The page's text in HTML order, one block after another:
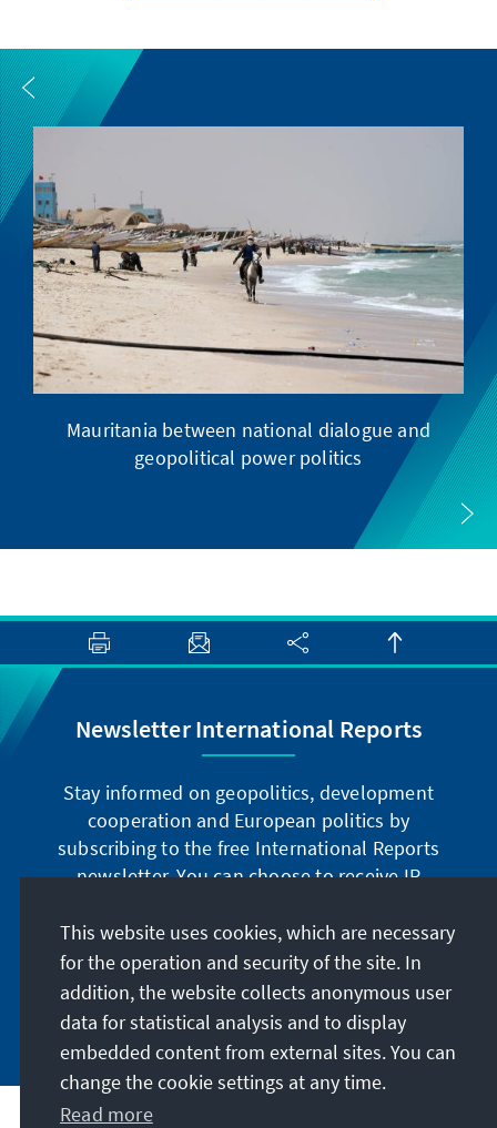
Mauritania between national dialogue and
geopolitical power politics
Newsletter International Reports
Stay informed on geopolitics, development
cooperation and European politics by
subscribing to the free International Reports
newsletter. You can choose to receive IR
German or have the print version sent to you in
German or English.
Jetzt abonnieren
This website uses cookies, which are necessary
for the operation and security of the site. In
addition, the website collects anonymous user
data for statistical analysis and to display
embedded content from external sites. You can
change the cookie settings at any time.
Read more